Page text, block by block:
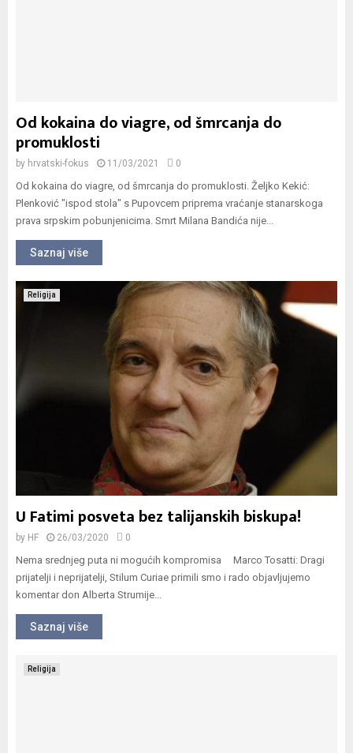
Od kokaina do viagre, od šmrcanja do
promuklosti
by hrvatski-fokus 11/03/2021 0
Od kokaina do viagre, od šmrcanja do promuklosti. Željko Kekić:
Plenković "ispod stola" s Pupovcem priprema vraćanje stanarskoga
prava srpskim pobunjenicima. Smrt Milana Bandića nije...
Saznaj više
Religija
U Fatimi posveta bez talijanskih biskupa!
by HF 26/03/2020 0
Nema srednjeg puta ni mogućih kompromisa Marco Tosatti: Dragi
prijatelji i neprijatelji, Stilum Curiae primili smo i rado objavljujemo
komentar don Alberta Strumije...
Saznaj više
Religija